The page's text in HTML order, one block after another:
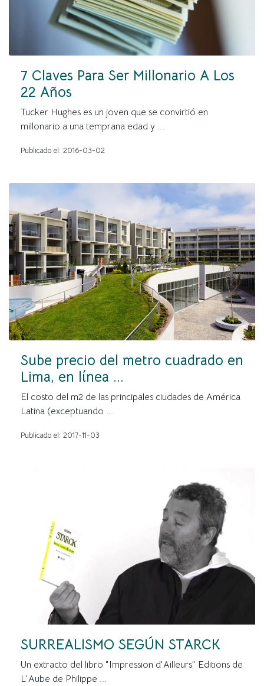
7 Claves Para Ser Millonario A Los
22 Años
Tucker Hughes es un joven que se convirtió en
millonario a una temprana edad y ...
Publicado el: 2016-03-02
Sube precio del metro cuadrado en
Lima, en línea ...
El costo del m2 de las principales ciudades de América
Latina (exceptuando ...
Publicado el: 2017-11-03
SURREALISMO SEGÚN STARCK
Un extracto del libro "Impression d'Ailleurs" Editions de
L'Aube de Philippe ...